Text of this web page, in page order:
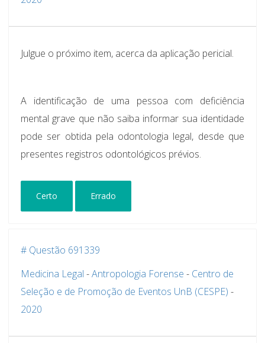
Julgue o próximo item, acerca da aplicação pericial.
A identificação de uma pessoa com deficiência
mental grave que não saiba informar sua identidade
pode ser obtida pela odontologia legal, desde que
presentes registros odontológicos prévios.
Certo Errado
# Questão 691339
Medicina Legal -Antropologia Forense - Centro de
Seleção e de Promoção de Eventos UnB (CESPE) -
2020